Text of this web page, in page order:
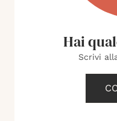
Hai
Scrivi